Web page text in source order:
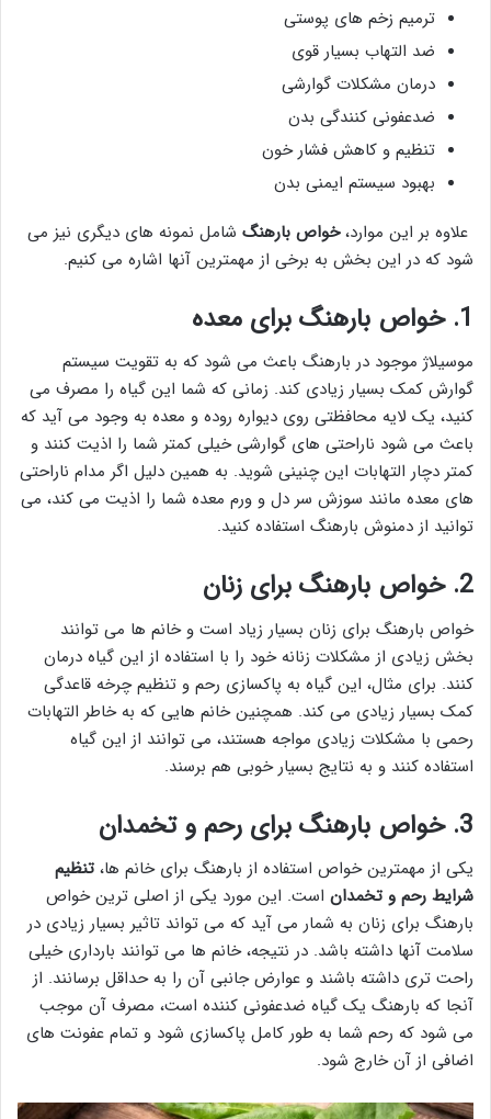
ترمیم زخم های پوستی
ضد التهاب بسیار قوی
درمان مشکلات گوارشی
ضدعفونی کنندگی بدن
تنظیم و کاهش فشار خون
بهبود سیستم ایمنی بدن
علاوه بر این موارد،خواص بارهنگ شامل نمونه های دیگری نیز می
شود که در این بخش به برخی از مهمترین آنها اشاره می کنیم.
1. خواص بارهنگ برای معده
موسیلاژ موجود در بارهنگ باعث می شود که به تقویت سیستم
گوارش کمک بسیار زیادی کند. زمانی که شما این گیاه را مصرف می
کنید، یک لایه محافظتی روی دیواره روده و معده به وجود می آید که
باعث می شود ناراحتی های گوارشی خیلی کمتر شما را اذیت کنند و
کمتر دچار التهابات این چنینی شوید. به همین دلیل اگر مدام ناراحتی
های معده مانند سوزش سر دل و ورم معده شما را اذیت می کند، می
توانید از دمنوش بارهنگ استفاده کنید.
2. خواص بارهنگ برای زنان
خواص بارهنگ برای زنان بسیار زیاد است و خانم ها می توانند
بخش زیادی از مشکلات زنانه خود را با استفاده از این گیاه درمان
کنند. برای مثال، این گیاه به پاکسازی رحم و تنظیم چرخه قاعدگی
کمک بسیار زیادی می کند. همچنین خانم هایی که به خاطر التهابات
رحمی با مشکلات زیادی مواجه هستند، می توانند از این گیاه
استفاده کنند و به نتایج بسیار خوبی هم برسند.
3. خواص بارهنگ برای رحم و تخمدان
یکی از مهمترین خواص استفاده از بارهنگ برای خانم ها، تنظیم
شرایط رحم و تخمدان است. این مورد یکی از اصلی ترین خواص
بارهنگ برای زنان به شمار می آید که می تواند تاثیر بسیار زیادی در
سلامت آنها داشته باشد. در نتیجه، خانم ها می توانند بارداری خیلی
راحت تری داشته باشند و عوارض جانبی آن را به حداقل برسانند. از
آنجا که بارهنگ یک گیاه ضدعفونی کننده است، مصرف آن موجب
می شود که رحم شما به طور کامل پاکسازی شود و تمام عفونت های
اضافی از آن خارج شود.